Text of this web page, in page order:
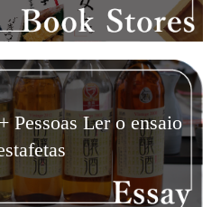
Pessoas Ler o ensaio